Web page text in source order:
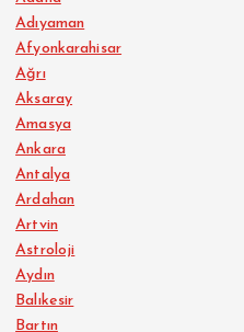
Adıyaman
Afyonkarahisar
Ağrı
Aksaray
Amasya
Ankara
Antalya
Ardahan
Artvin
Astroloji
Aydın
Balıkesir
Bartın